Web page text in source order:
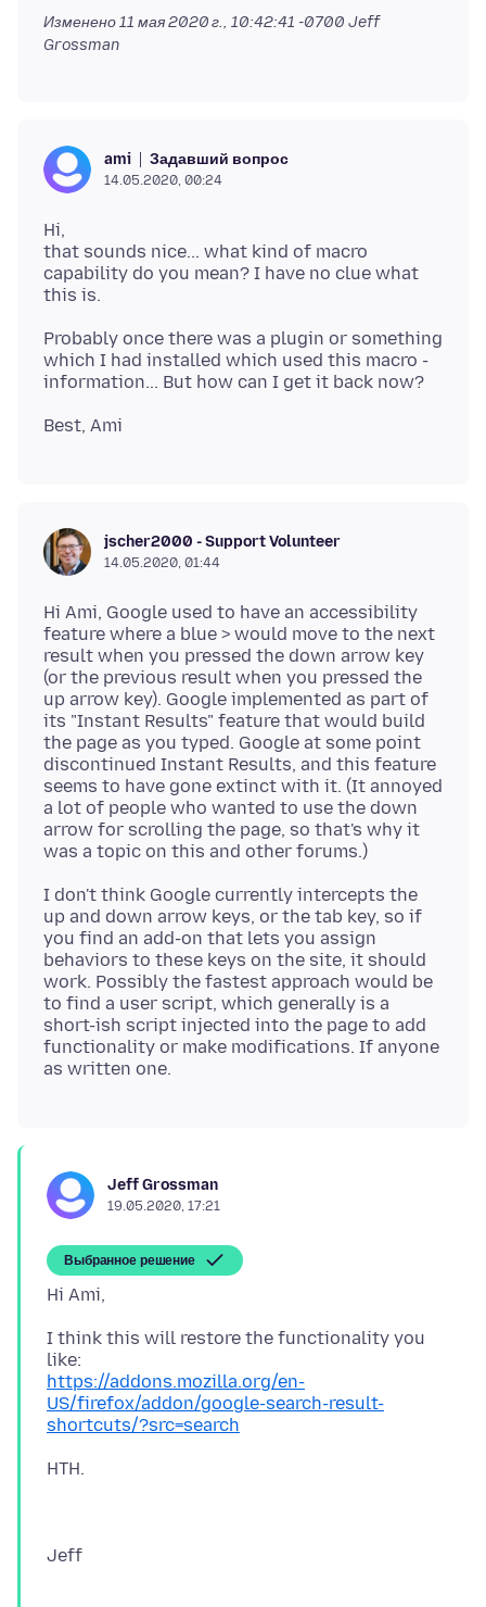
Изменено11 мая 2020 г., 10:42:41 -0700 Jeff
Grossman
ami Задавший вопрос
14.05.2020, 00:24
Hi,
that sounds nice... what kind of macro
capability do you mean? I have no clue what
Probably once there was a plugin or something
which I had installed which used this macro -
jscher2000 - Support Volunteer
14.05.2020, 01:44
Hi Ami, Google used to have an accessibility
feature where a blue > would move to the next
result when you pressed the down arrow key
(or the previous result when you pressed the
up arrow key). Google implemented as part of
its "Instant Results" feature that would build
the page as you typed. Google at some point
discontinued Instant Results, and this feature
seems to have gone extinct with it. (It annoyed
a lot of people who wanted to use the down
arrow for scrolling the page, so that's why it
I don't think Google currently intercepts the
up and down arrow keys, or the tab key, so if
you find an add-on that lets you assign
behaviors to these keys on the site, it should
work. Possibly the fastest approach would be
to find a user script, which generally is a
short-ish script injected into the page to add
functionality or make modifications. If anyone
Jeff Grossman
19.05.2020, 17:21
Выбранное решение
I think this will restore the functionality you
https://addons.mozilla.org/en-
US/firefox/addon/google-search-result-
shortcuts/?src=search